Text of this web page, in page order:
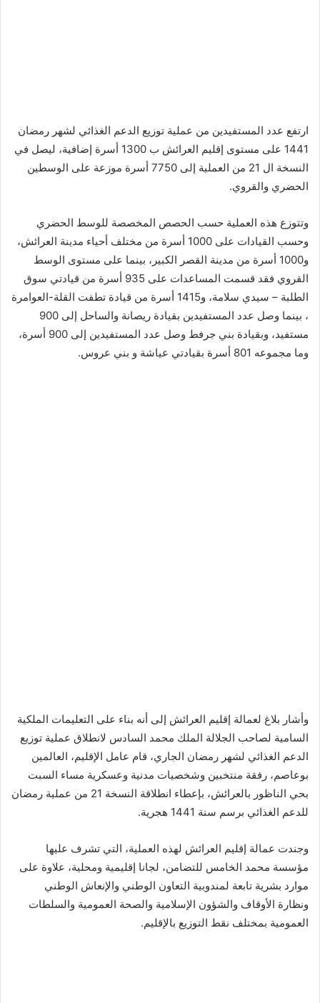
ارتفع عدد المستفيدين من عملية توزيع الدعم الغذائي لشهر رمضان
1441 على مستوى إقليم العرائش ب 1300 أسرة إضافية، ليصل في
النسخة ال 21 من العملية إلى 7750 أسرة موزعة على الوسطين
الحضري والقروي.
وتتوزع هذه العملية حسب الحصص المخصصة للوسط الحضري
وحسب القيادات على 1000 أسرة من مختلف أحياء مدينة العرائش،
و1000 أسرة من مدينة القصر الكبير، بينما على مستوى الوسط
القروي فقد قسمت المساعدات على 935 أسرة من قيادتي سوق
الطلبة – سيدي سلامة، و1415 أسرة من قيادة تطفت القلة-العوامرة
، بينما وصل عدد المستفيدين بقيادة ريصانة والساحل إلى 900
مستفيد، وبقيادة بني جرفط وصل عدد المستفيدين إلى 900 أسرة،
وما مجموعه 801 أسرة بقيادتي عياشة و بني عروس.
وأشار بلاغ لعمالة إقليم العرائش إلى أنه بناء على التعليمات الملكية
السامية لصاحب الجلالة الملك محمد السادس لانطلاق عملية توزيع
الدعم الغذائي لشهر رمضان الجاري، قام عامل الإقليم، العالمين
بوعاصم، رفقة منتخبين وشخصيات مدنية وعسكرية مساء السبت
بحي الناظور بالعرائش، بإعطاء انطلاقة النسخة 21 من عملية رمضان
للدعم الغذائي برسم سنة 1441 هجرية.
وجندت عمالة إقليم العرائش لهذه العملية، التي تشرف عليها
مؤسسة محمد الخامس للتضامن، لجانا إقليمية ومحلية، علاوة على
موارد بشرية تابعة لمندوبية التعاون الوطني والإنعاش الوطني
ونظارة الأوقاف والشؤون الإسلامية والصحة العمومية والسلطات
العمومية بمختلف نقط التوزيع بالإقليم.